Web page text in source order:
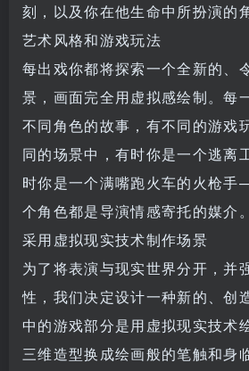
刻，以及你在他生命中所扮演的
艺术风格和游戏玩法
每出戏你都将探索一个全新的、
景，画面完全用虚拟感绘制。每
不同角色的故事，有不同的游戏
同的场景中，有时你是一个逃离
时你是一个满嘴跑火车的火枪
个角色都是导演情感寄托的媒介。
采用虚拟现实技术制作场景
为了将表演与现实世界分开，并
性，我们决定设计一种新的、创
中的游戏部分是用虚拟现实技术
三维造型换成绘画般的笔触和身